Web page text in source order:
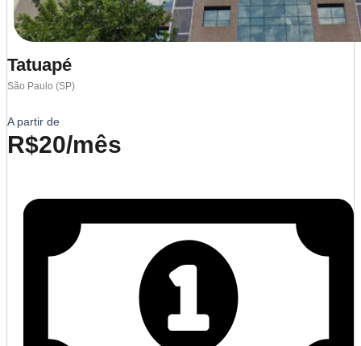
Tatuapé
São Paulo (SP)
A partir de
R$20/mês